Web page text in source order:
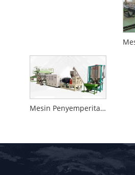
Mesin Penyemperitan Lembaran Plastik ABS